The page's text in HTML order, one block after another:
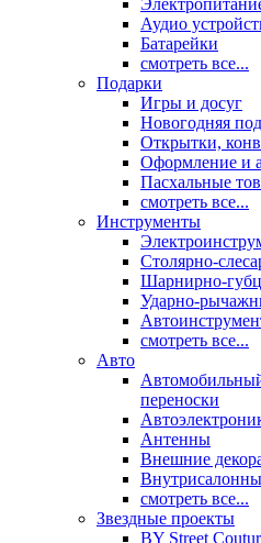
Аудио
Батарейки
смотреть все...
Подарки
Игры и досуг
Новогодняя
Открытки,
Оформление и
Пасхальные
смотреть все...
Инструменты
Столярно-
Шарнирно-
Ударно-
смотреть все...
Авто
переноски
Антенны
Внешние
смотреть все...
Звездные проекты
BY Street